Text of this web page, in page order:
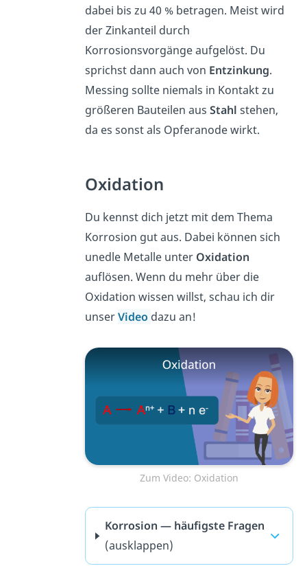
dabei bis zu 40 % betragen. Meist wird
der Zinkanteil durch
Korrosionsvorgänge aufgelöst. Du
sprichst dann auch von Entzinkung.
Messing sollte niemals in Kontakt zu
größeren Bauteilen aus Stahl stehen,
da es sonst als Opferanode wirkt.
Oxidation
Du kennst dich jetzt mit dem Thema
Korrosion gut aus. Dabei können sich
unedle Metalle unter Oxidation
auflösen. Wenn du mehr über die
Oxidation wissen willst, schau ich dir
unserVideo dazu an!
Zum Video: Oxidation
Korrosion — häufigste Fragen
(ausklappen)